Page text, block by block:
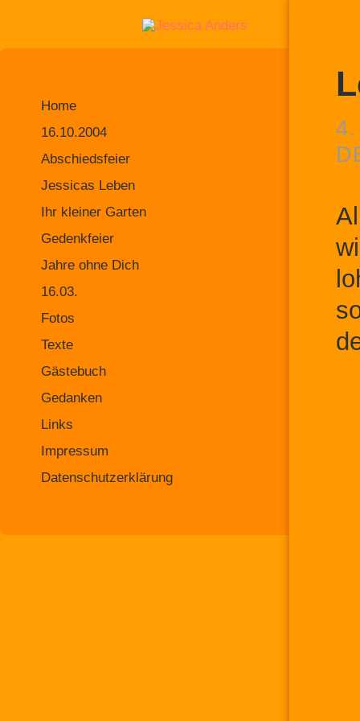
Home
16.10.2004
Abschiedsfeier
Jessicas Leben
Ihr kleiner Garten
Gedenkfeier
Jahre ohne Dich
16.03.
Fotos
Texte
Gästebuch
Gedanken
Links
Impressum
Datenschutzerklärung